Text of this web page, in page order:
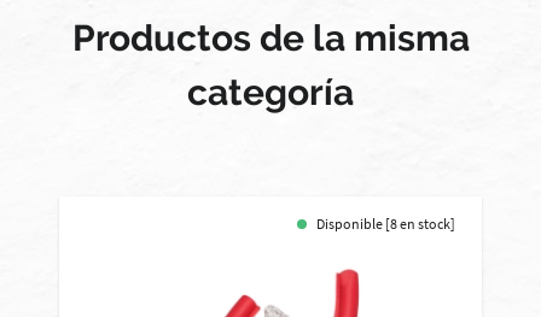
Productos de la misma
categoría
Disponible [8 en stock]